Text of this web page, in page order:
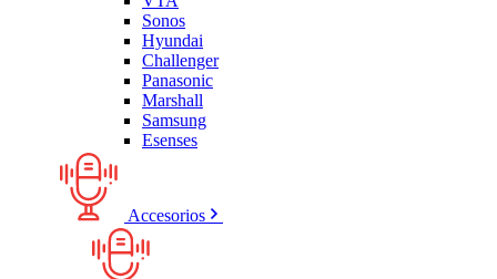
Sonos
Hyundai
Challenger
Panasonic
Marshall
Samsung
Esenses
Accesorios